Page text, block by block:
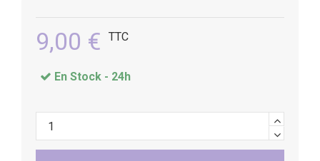
9,00 € TTC
En Stock - 24h